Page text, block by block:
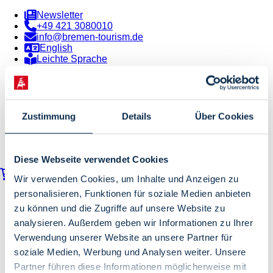
Newsletter
+49 421 3080010
info@bremen-tourism.de
English
Leichte Sprache
Warenkorb
Pauschalen
Hotels
Erlebnisse
Gruppenangebote
Bremen Tourismus
Zustimmung Details Über Cookies
Diese Webseite verwendet Cookies
Wir verwenden Cookies, um Inhalte und Anzeigen zu
personalisieren, Funktionen für soziale Medien anbieten
zu können und die Zugriffe auf unsere Website zu
analysieren. Außerdem geben wir Informationen zu Ihrer
Verwendung unserer Website an unsere Partner für
soziale Medien, Werbung und Analysen weiter. Unsere
Partner führen diese Informationen möglicherweise mit